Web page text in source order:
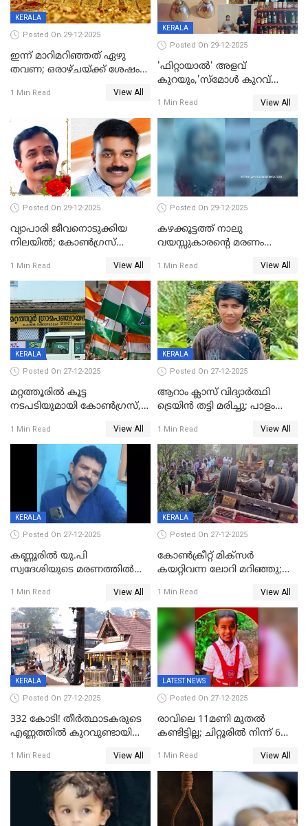
KERALA
Posted On 29-12-2025
ഇന്ന് മാറിമറിഞ്ഞത് ഏഴു
തവണ; ഒരാഴ്ചയ്ക്ക് ശേഷം
1 Min Read View All
KERALA
Posted On 29-12-2025
'ഫിറ്റായാൽ' അളവ്
കുറയും,'സ്‌മോൾ കുറവ്
പിഴ
1 Min Read View All
Posted On 29-12-2025
വ്യാപാരി ജീവനൊടുക്കിയ
നിലയില്‍; കോണ്‍ഗ്രസ്
മാനസികപീഡനമെന്ന് കുറിപ്പ്
1 Min Read View All
Posted On 29-12-2025
കഴക്കൂട്ടത്ത് നാലു
വയസ്സുകാരന്റെ മരണം
സുഹൃത്തും പൊലീസ്
കസ്റ്റഡിയിൽ
1 Min Read View All
KERALA
Posted On 27-12-2025
മറ്റത്തൂരിൽ കൂട്ട
നടപടിയുമായി കോണ്‍ഗ്രസ്,
എട്ട് പേര്‍ ഉള്‍പ്പെടെ
പത്തുപേരെ പുറത്താക്കി,
ചൊവ്വന്നൂരിലും നടപടി
1 Min Read View All
KERALA
Posted On 27-12-2025
ആറാം ക്ലാസ് വിദ്യാർത്ഥി
ട്രെയിൻ തട്ടി മരിച്ചു; പാളം
അപകടം മലപ്പുറത്ത്
1 Min Read View All
KERALA
Posted On 27-12-2025
കണ്ണൂരിൽ യു.പി
സ്വദേശിയുടെ മരണത്തിൽ
കേസ്; തർക്കമുണ്ടായത്
ഫേഷ്യലിന് 300 രൂപ
ആവശ്യപ്പെട്ടതിനെച്ചൊല്ലി
1 Min Read View All
KERALA
Posted On 27-12-2025
കോണ്‍ക്രീറ്റ് മിക്‌സര്‍
കയറ്റിവന്ന ലോറി മറിഞ്ഞു;
അപകടം കണ്ണൂരിൽ
1 Min Read View All
KERALA
Posted On 27-12-2025
332 കോടി! തീർത്ഥാടകരുടെ
എണ്ണത്തിൽ കുറവുണ്ടായിട്ടും
കുതിച്ചുയരുന്നു
1 Min Read View All
LATEST NEWS
Posted On 27-12-2025
രാവിലെ 11മണി മുതൽ
കണ്ടിട്ടില്ല; ചിറ്റൂരിൽ നിന്ന് 6
1 Min Read View All